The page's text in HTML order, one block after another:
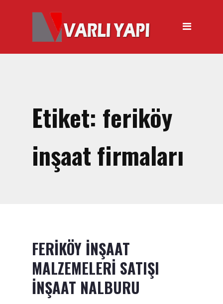
ANASAYFA
HAKKIMIZDA
Tabancası
El Arabası Satışı – Toptan,
Perakende Satış
Örtü Naylon
Kesme Taşı
Alçıpan Vidası Satışı
Etiket: feriköy
inşaat firmaları
FERİKÖY İNŞAAT
MALZEMELERİ SATIŞI
İNŞAAT NALBURU